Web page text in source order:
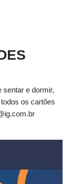
sentar e dormir,
os cartões